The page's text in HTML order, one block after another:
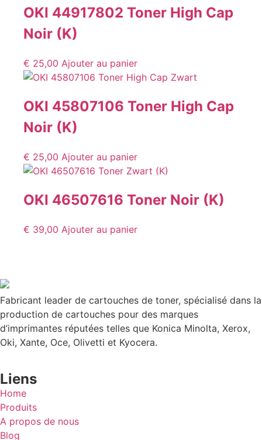
OKI 44917802 Toner High Cap
Noir (K)
€ 25,00 Ajouter au panier
OKI 45807106 Toner High Cap
Noir (K)
€ 25,00 Ajouter au panier
OKI 46507616 Toner Noir (K)
€ 39,00 Ajouter au panier
Fabricant leader de cartouches de toner, spécialisé dans la
production de cartouches pour des marques
d’imprimantes réputées telles que Konica Minolta, Xerox,
Oki, Xante, Oce, Olivetti et Kyocera.
Liens
Home
Produits
A propos de nous
Blog